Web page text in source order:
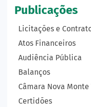
Publicações
Licitações e
Atos Financeiros
Audiência Pública
Balanços
Câmara Nova Monte
Certidões